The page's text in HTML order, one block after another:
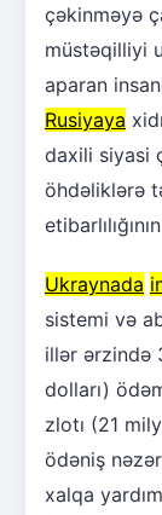
çəkinməyə
müstəqilliyi
aparan
Rusiyaya
daxili siyasi
öhdəliklərə
Ukraynada
sistemi və
illər ərzində
dolları)
zlotı (21
ödəniş
xalqa